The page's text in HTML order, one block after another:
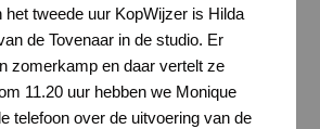
het tweede uur KopWijzer is Hilda
de Tovenaar in de studio. Er
zomerkamp en daar vertelt ze
11.20 uur hebben we Monique
telefoon over de uitvoering van de